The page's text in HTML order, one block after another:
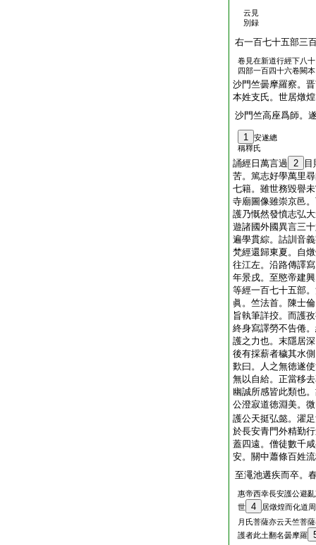
云見
別録
右一百七十五部三
卷見在新道行經下八十
四部一百四十六卷闕本
沙門竺曇摩羅察。
本姓支氏。世居燉
沙門竺高座爲師。
1
安遂總
稱釋氏
誦經日萬言過 2
苦。篤志好學萬里
七籍。雖世務毀譽
寺廟圖像雖崇京邑
護乃慨然發憤志弘
遊諸國外國異言三
遍學貫綜。詁訓音
梵經還歸東夏。自
往江左。沿路傳譯
年景戌。至愍帝建
等經一百七十五部
眞。竺法首。陳士
旨執筆詳挍。而護
終身寫譯勞不告倦
護之力也。末隱居
後有採薪者穢其水
歎曰。人之無徳遂
無以自給。正當移
幽誠所感皆此類也
公澄寂道徳淵美。
護公天挺弘懿。濯
於長安青門外精勤
蓋四遠。僧徒數千
安。關中蕭條百姓
至澠池遘疾而卒。
惠帝西幸長安護公避
世
4
居燉煌而化道
月氏菩薩亦云天竺菩
護者此土翻名曇摩羅